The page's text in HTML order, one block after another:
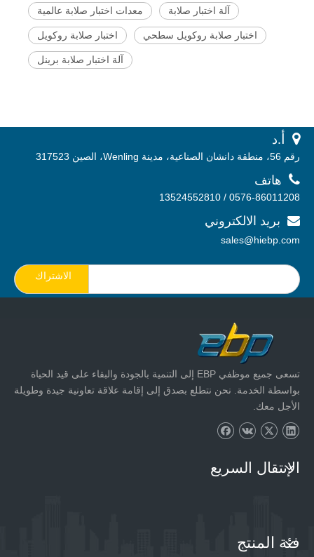
معدات اختبار صلابة عالمية آلة اختبار صلابة
اختبار صلابة روكويل اختبار صلابة روكويل سطحي
آلة اختبار صلابة برينل
 أ. د
رقم 56، منطقة دانشان الصناعية، مدينة Wenling، الصين 317523
 هاتف
0576-86011208 / 13524552810
 بريد الالكتروني
sales@hiebp.com
الاشتراك
تسعى جميع موظفي EBP إلى التنمية بالجودة والبقاء على قيد الحياة
بواسطة الخدمة. نحن نتطلع بصدق إلى إقامة علاقة تعاونية جيدة وطويلة
الأجل معك.
الإنتقال السريع
فئة المنتج